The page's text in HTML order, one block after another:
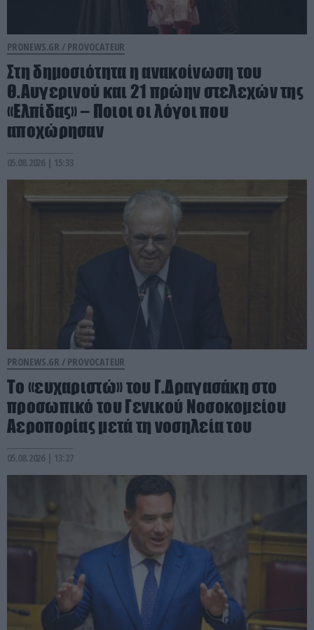
PRONEWS.GR / PROVOCATEUR
Στη δημοσιότητα η ανακοίνωση του
Θ.Αυγερινού και 21 πρώην στελεχών της
«Ελπίδας» – Ποιοι οι λόγοι που
αποχώρησαν
05.08.2026 | 15:33
PRONEWS.GR / PROVOCATEUR
Το «ευχαριστώ» του Γ.Δραγασάκη στο
προσωπικό του Γενικού Νοσοκομείου
Αεροπορίας μετά τη νοσηλεία του
05.08.2026 | 13:27